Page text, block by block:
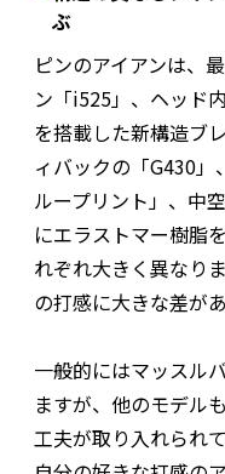
ぶ
ピンのアイアンは、
ン「i525」、ヘッド
を搭載した新構造ブ
ィバックの「G430
ループリント」、中
にエラストマー樹脂
れぞれ大きく異なり
の打感に大きな差があ
一般的にはマッスル
ますが、他のモデル
工夫が取り入れられ